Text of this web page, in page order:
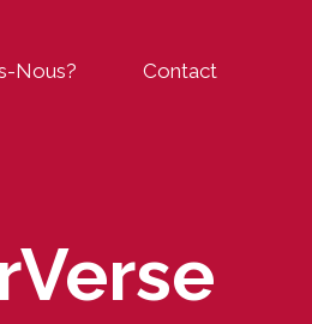
Nous? Contact